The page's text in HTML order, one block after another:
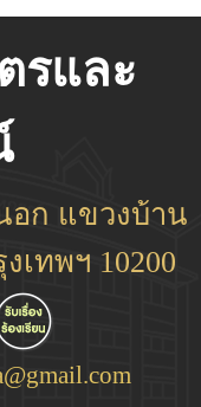
รและ
อก แขวงบ้าน
ทพฯ 10200